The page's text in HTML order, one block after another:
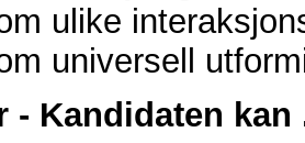
ulike
universell
- Kandidaten kan